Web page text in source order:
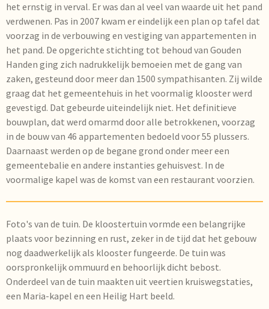
het ernstig in verval. Er was dan al veel van waarde uit het pand
verdwenen. Pas in 2007 kwam er eindelijk een plan op tafel dat
voorzag in de verbouwing en vestiging van appartementen in
het pand. De opgerichte stichting tot behoud van Gouden
Handen ging zich nadrukkelijk bemoeien met de gang van
zaken, gesteund door meer dan 1500 sympathisanten. Zij wilde
graag dat het gemeentehuis in het voormalig klooster werd
gevestigd. Dat gebeurde uiteindelijk niet. Het definitieve
bouwplan, dat werd omarmd door alle betrokkenen, voorzag
in de bouw van 46 appartementen bedoeld voor 55 plussers.
Daarnaast werden op de begane grond onder meer een
gemeentebalie en andere instanties gehuisvest. In de
voormalige kapel was de komst van een restaurant voorzien.
Foto's van de tuin. De kloostertuin vormde een belangrijke
plaats voor bezinning en rust, zeker in de tijd dat het gebouw
nog daadwerkelijk als klooster fungeerde. De tuin was
oorspronkelijk ommuurd en behoorlijk dicht bebost.
Onderdeel van de tuin maakten uit veertien kruiswegstaties,
een Maria-kapel en een Heilig Hart beeld.